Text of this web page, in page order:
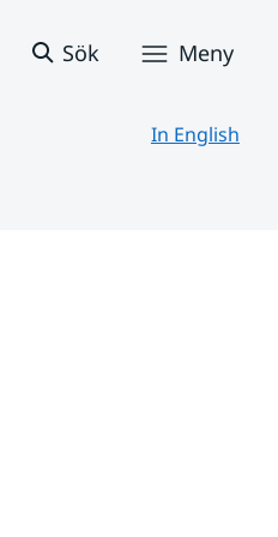
Sök Meny
In English